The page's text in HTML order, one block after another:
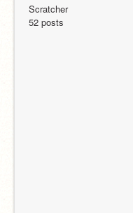
Scratcher
52 posts